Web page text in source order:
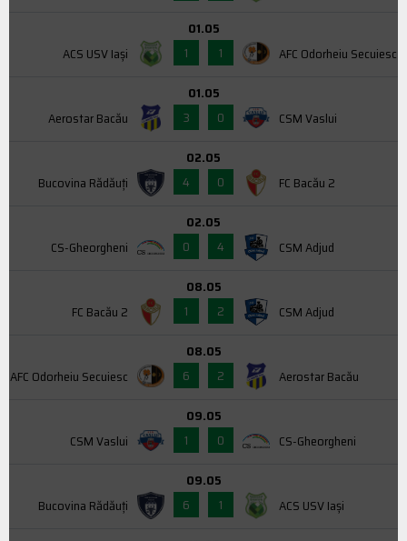
ACS USV Iaşi
01.05
1
1 AFC Odorheiu Secuiesc
Aerostar Bacău
01.05
3
0 CSM Vaslui
Bucovina Rădăuți
02.05
4
0 FC Bacău 2
CS-Gheorgheni
02.05
0
4 CSM Adjud
FC Bacău 2
08.05
1
2 CSM Adjud
AFC Odorheiu Secuiesc
08.05
6
2 Aerostar Bacău
CSM Vaslui
09.05
1
0 CS-Gheorgheni
Bucovina Rădăuți
09.05
6
1 ACS USV Iaşi